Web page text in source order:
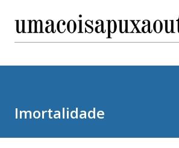
Pular para o conteúdo
Imortalidade